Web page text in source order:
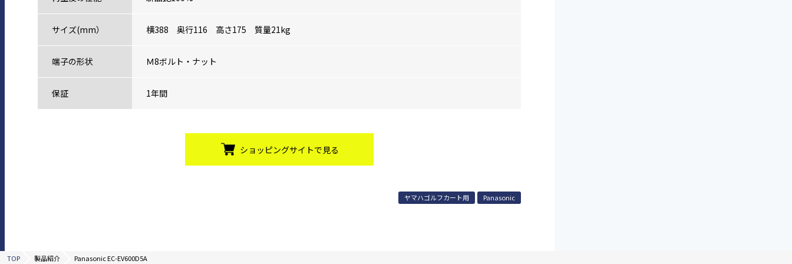
サイズ(mm） 横388 奥行116 高さ175 質量21kg
端子の形状 Ｍ8ボルト・ナット
保証 1年間
ショッピングサイトで見る
ヤマハゴルフカート⽤ Panasonic
TOP 製品紹介 Panasonic EC-EV600D5A